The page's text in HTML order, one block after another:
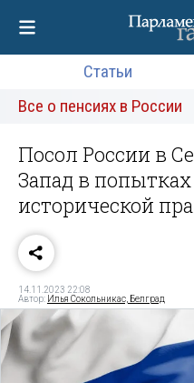
Статьи
Все о пенсиях в России
Посол России в
Запад в
исторической
14.11.2023 22:08
Автор: Илья Сокольникас, Белград